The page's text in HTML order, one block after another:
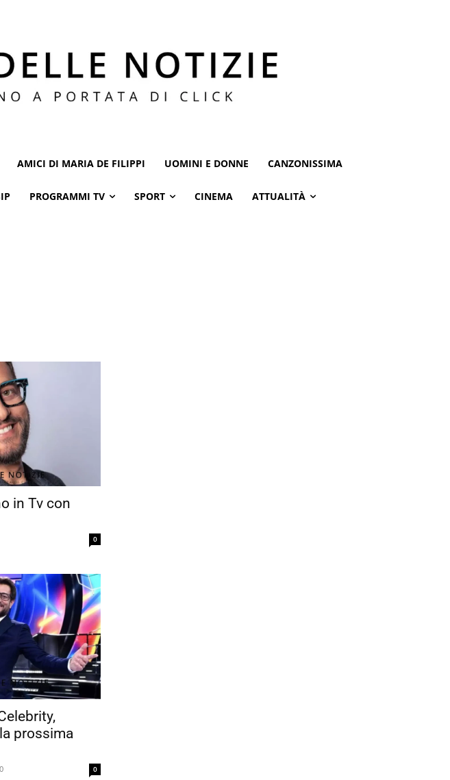
AMICI DI MARIA DE FILIPPI UOMINI E DONNE CANZONISSIMA
PROGRAMMI TV SPORT CINEMA ATTUALITÀ
in Tv con
0
prossima
0